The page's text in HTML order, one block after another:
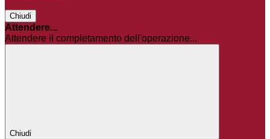
Chiudi
Attendere...
Attendere il completamento dell'operazione...
Chiudi